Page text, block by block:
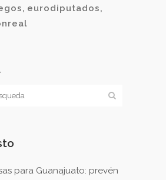
, eurodiputados,
para Guanajuato: prevén